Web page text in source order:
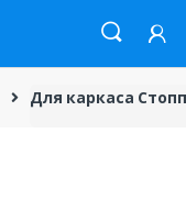
Для каркаса